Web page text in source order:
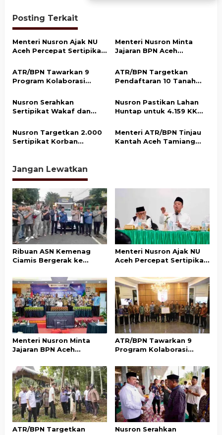
a
s
i
o
s
Posting Terkait
Menteri Nusron Ajak NU
Aceh Percepat Sertipikasi
Kepastian Hukum Aset
Umat
Menteri Nusron Minta
Jajaran BPN Aceh
Layanan Pertanahan
Berbasis Kepuasan
Masyarakat
ATR/BPN Tawarkan 9
Program Kolaborasi
untuk Perkuat Layanan
Pertanahan
ATR/BPN Targetkan
Pendaftaran 10 Tanah
Perkuat Perlindungan
Hak Masyarakat Adat
Nusron Serahkan
Sertipikat Wakaf dan
untuk Pembangunan
Masjid di Aceh Tamiang
Nusron Pastikan Lahan
Huntap untuk 4.159 KK
Tamiang Siap Digunakan
Nusron Targetkan 2.000
Sertipikat Korban
Menteri ATR/BPN Tinjau
Kantah Aceh Tamiang
Jangan Lewatkan
Ribuan ASN Kemenag
Ciamis Bergerak ke
Kebangsaan
Menteri Nusron Ajak NU
Aceh Percepat Sertipikasi
Kepastian Hukum Aset
Umat
Menteri Nusron Minta
Jajaran BPN Aceh
Layanan Pertanahan
Berbasis Kepuasan
Masyarakat
ATR/BPN Tawarkan 9
Program Kolaborasi
untuk Perkuat Layanan
Pertanahan
ATR/BPN Targetkan
Nusron Serahkan